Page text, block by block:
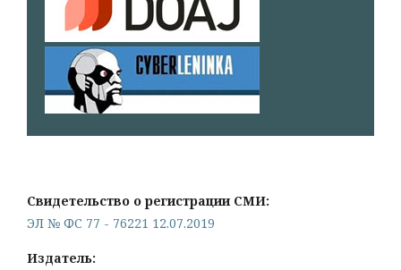
Свидетельство о регистрации СМИ:
ЭЛ № ФС 77 - 76221 12.07.2019
Издатель: